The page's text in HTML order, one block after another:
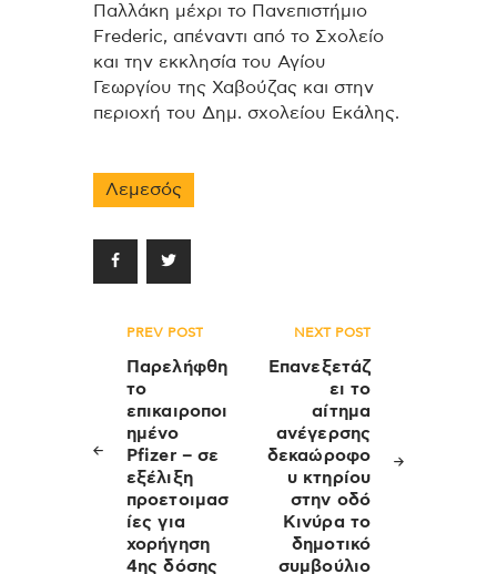
Παλλάκη μέχρι το Πανεπιστήμιο
Frederic, απέναντι από το Σχολείο
και την εκκλησία του Αγίου
Γεωργίου της Χαβούζας και στην
περιοχή του Δημ. σχολείου Εκάλης.
Λεμεσός
Πλοήγηση
άρθρων
PREV POST
Παρελήφθη
το
επικαιροποι
ημένο
Pfizer – σε
εξέλιξη
προετοιμασ
ίες για
χορήγηση
4ης δόσης
NEXT POST
Επανεξετάζ
ει το
αίτημα
ανέγερσης
δεκαώροφο
υ κτηρίου
στην οδό
Κινύρα το
δημοτικό
συμβούλιο